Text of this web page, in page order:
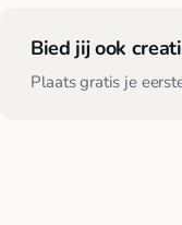
Bied jij ook
Plaats gratis je